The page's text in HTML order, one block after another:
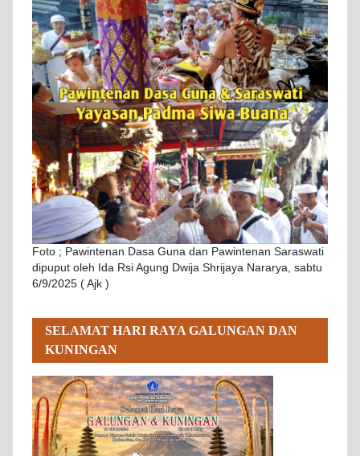
Foto ; Pawintenan Dasa Guna dan Pawintenan Saraswati
dipuput oleh Ida Rsi Agung Dwija Shrijaya Nararya, sabtu
6/9/2025 ( Ajk )
SELAMAT HARI RAYA GALUNGAN DAN
KUNINGAN